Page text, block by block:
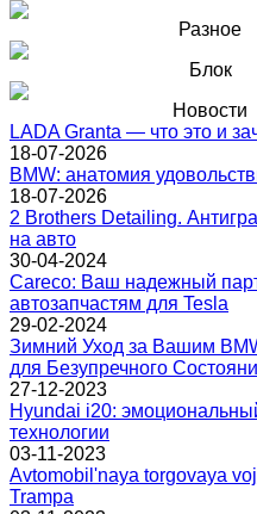
Разное
Блок
Новости
LADA Granta — что это и
18-07-2026
BMW: анатомия
18-07-2026
2 Brothers Detailing.
на авто
30-04-2024
Careco: Ваш надежный
автозапчастям для Tesla
29-02-2024
Зимний Уход за Вашим
для Безупречного
27-12-2023
Hyundai i20:
технологии
03-11-2023
Avtomobil'naya torgovaya
Trampa